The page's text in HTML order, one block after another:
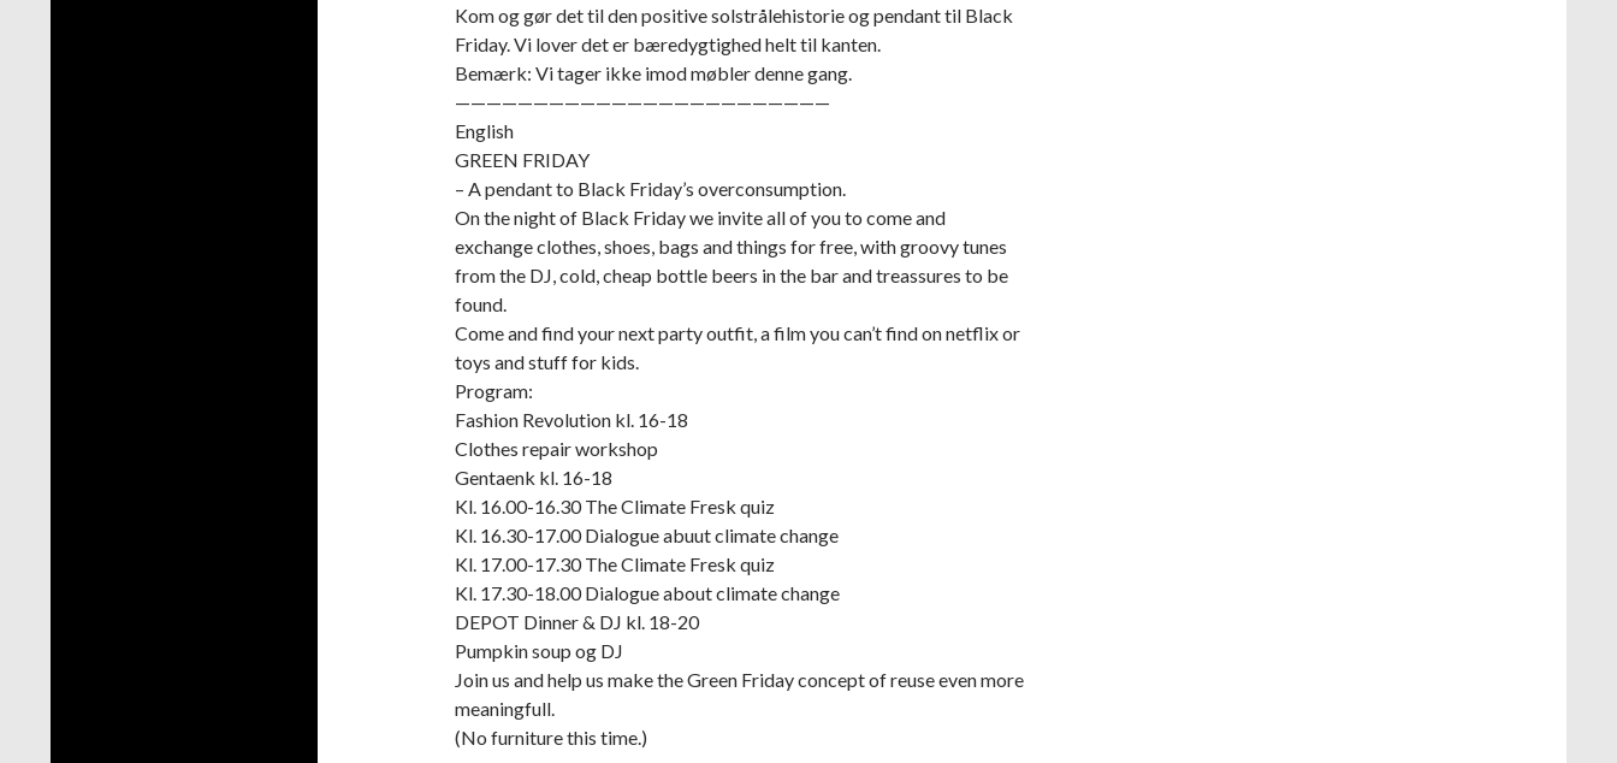
Kom og gør det til den positive solstrålehistorie og pendant til Black
Friday. Vi lover det er bæredygtighed helt til kanten.
Bemærk: Vi tager ikke imod møbler denne gang.
————————————————————————
English
GREEN FRIDAY
– A pendant to Black Friday’s overconsumption.
On the night of Black Friday we invite all of you to come and
exchange clothes, shoes, bags and things for free, with groovy tunes
from the DJ, cold, cheap bottle beers in the bar and treassures to be
found.
Come and find your next party outfit, a film you can’t find on netflix or
toys and stuff for kids.
Program:
Fashion Revolution kl. 16-18
Clothes repair workshop
Gentaenk kl. 16-18
Kl. 16.00-16.30 The Climate Fresk quiz
Kl. 16.30-17.00 Dialogue abuut climate change
Kl. 17.00-17.30 The Climate Fresk quiz
Kl. 17.30-18.00 Dialogue about climate change
DEPOT Dinner & DJ kl. 18-20
Pumpkin soup og DJ
Join us and help us make the Green Friday concept of reuse even more
meaningfull.
(No furniture this time.)